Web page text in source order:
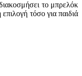
το μπρελόκ
τόσο για παιδιά